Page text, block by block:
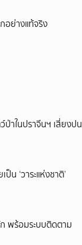
อย่างแท้จริง
ป่าในปราจีนฯ เสี่ยงปน
น ‘วาระแห่งชาติ’
พร้อมระบบติดตาม